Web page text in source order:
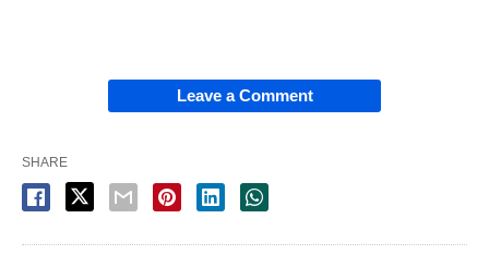
Leave a Comment
SHARE